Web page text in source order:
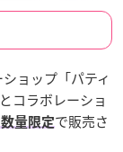
ョップ「パティ
コラボレーショ
量限定で販売さ